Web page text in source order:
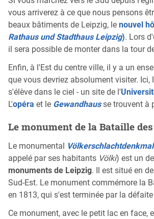
vous arriverez à ce que nous pensons
beaux bâtiments de Leipzig, le nouvel
Rathaus und Stadthaus Leipzig). Lors
il sera possible de monter dans la tour
Enfin, à l'Est du centre ville, il y a un
que vous devriez absolument visiter. Ici,
s'élève dans le ciel - un site de l'
L'opéra et le Gewandhausse trouvent à
Le monument de la Bataille
Le monumental Völkerschlachtdenkmal
appelé par ses habitants Völki) est un
monuments de Leipzig. Il est situé en
Sud-Est. Le monument commémore la
en 1813, qui s'est terminée par la
Ce monument, avec le petit lac en face,